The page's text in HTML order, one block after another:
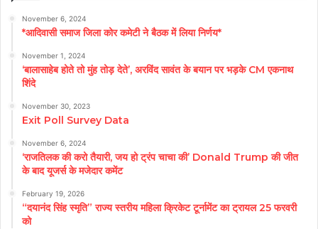
November 6, 2024
*आदिवासी समाज जिला कोर कमेटी ने बैठक में लिया निर्णय*
November 1, 2024
‘बालासाहेब होते तो मुंह तोड़ देते’, अरविंद सावंत के बयान पर भड़के CM एकनाथ
शिंदे
November 30, 2023
Exit Poll Survey Data
November 6, 2024
‘राजतिलक की करो तैयारी, जय हो ट्रंप चाचा की’ Donald Trump की जीत
के बाद यूजर्स के मजेदार कमेंट
February 19, 2026
“दयानंद सिंह स्मृति” राज्य स्तरीय महिला क्रिकेट टूर्नामेंट का ट्रायल 25 फरवरी
को